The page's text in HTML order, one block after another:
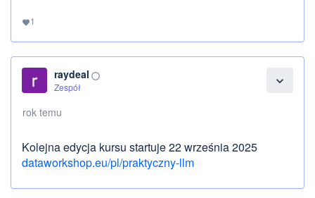
favorite1
expand_more
raydeal panorama_fish_eye
Zespół
rok temu
Kolejna edycja kursu startuje 22 września 2025
dataworkshop.eu/pl/praktyczny-llm